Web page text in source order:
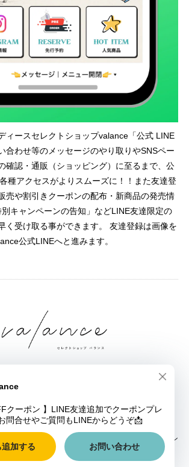
ィースセレクトショップvalance「公式 LINE
合わせ等のメッセージのやり取りやSNSペー
確認・通販（ショッピング）に至るまで、公
種アクセスがよりスムーズに！！また友達登
売や割引きクーポンの配布・新商品の発売情
キャンペーンの告知」などLINE友達限定の
く受け取る事ができます。 友達登録は画像を
公式LINEへと進みます。
ース セレクトショップ｜ファッション通販サイト
福井県鯖江市三六町1丁目1507
福井｜レディース セレクトショップ｜ファッション
サイト ALL RIGHTS RESERVED.